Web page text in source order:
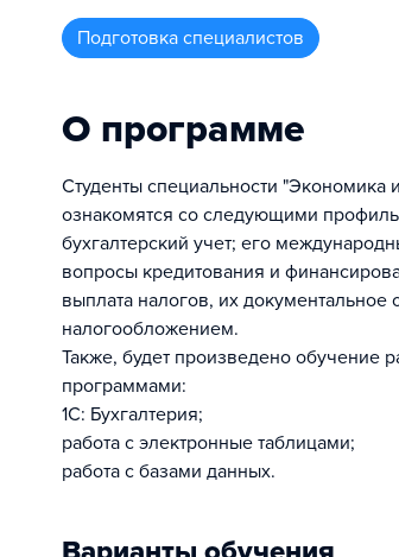
подготовка специалистов
О программе
Студенты специальности "Экономика
ознакомятся со следующими
бухгалтерский учет; его
вопросы кредитования и
выплата налогов, их
налогообложением.
Также, будет произведено обучение
программами:
1C: Бухгалтерия;
работа с электронные таблицами;
работа с базами данных.